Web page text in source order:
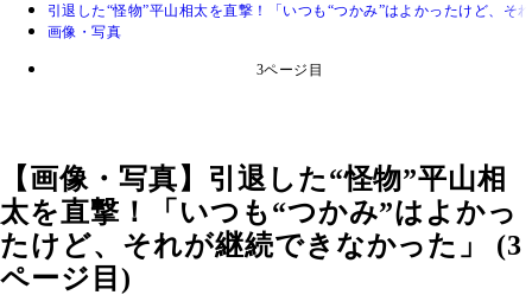
引退した“怪物”平山相太を直撃！「いつも“つかみ”はよかったけど、そ
画像・写真
3ページ目
【画像・写真】引退した“怪物”平山相
太を直撃！「いつも“つかみ”はよかっ
たけど、それが継続できなかった」 (3
ページ目)